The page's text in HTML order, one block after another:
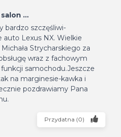
...
bardzo szczęśliwi-
auto Lexus NX. Wielkie
Strycharskiego za
wraz z fachowym
samochodu.Jeszcze
na marginesie-kawka i
pozdrawiamy Pana
Przydatna (0)